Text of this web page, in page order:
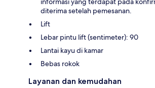
diterima setelah pemesanan.
Lift
Lebar pintu lift (sentimeter): 90
Lantai kayu di kamar
Bebas rokok
Layanan dan kemudahan